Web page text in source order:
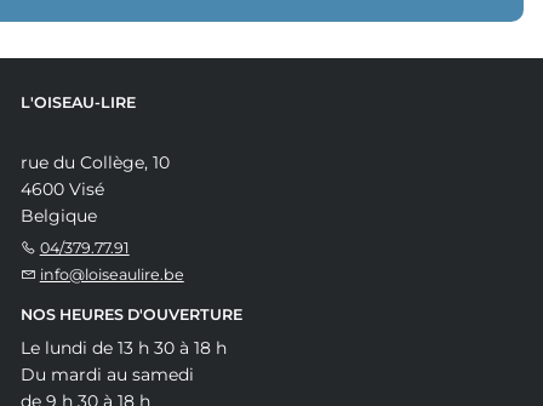
L'OISEAU-LIRE
rue du Collège, 10
4600 Visé
Belgique
04/379.77.91
info@loiseaulire.be
NOS HEURES D'OUVERTURE
Le lundi de 13 h 30 à 18 h
Du mardi au samedi
de 9 h 30 à 18 h